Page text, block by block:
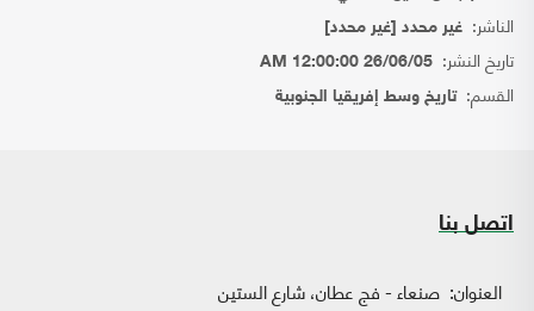
الناشر: غير محدد [غير محدد]
تاريخ النشر: 26/06/05 12:00:00 AM
القسم:تاريخ وسط إفريقيا الجنوبية
اتصل بنا
العنوان: صنعاء - فج عطان، شارع الستين